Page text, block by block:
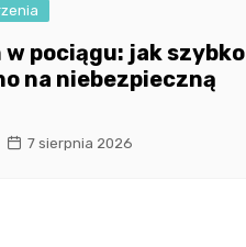
pociągu: jak szybko
na niebezpieczną
7 sierpnia 2026